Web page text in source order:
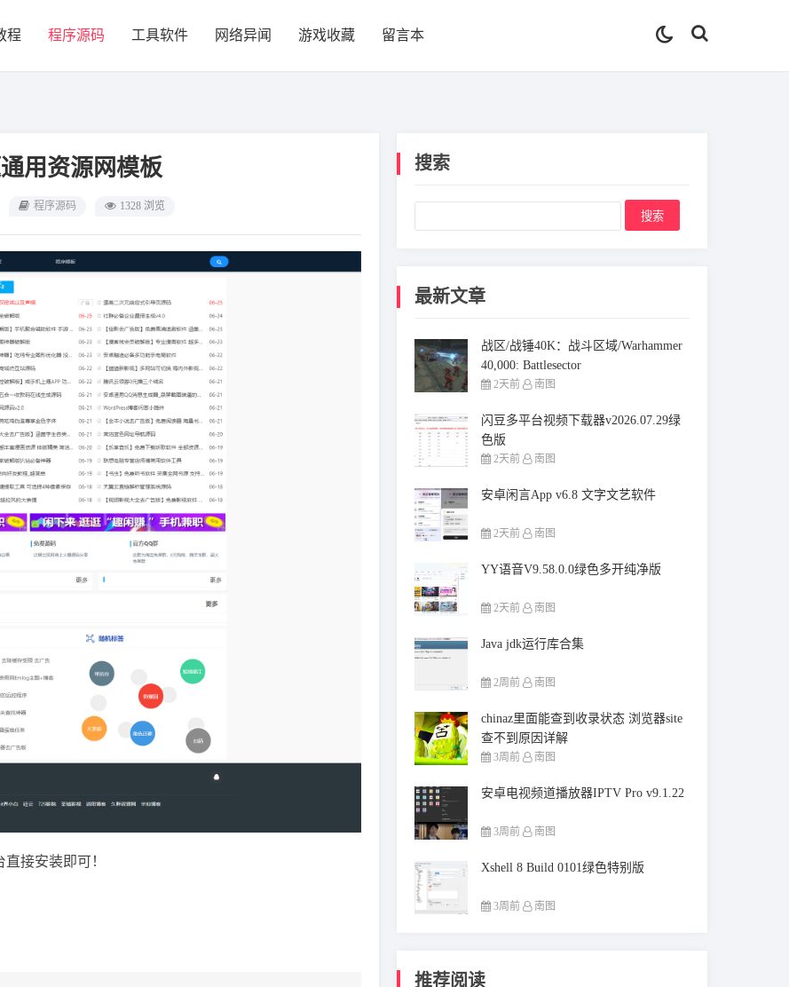
程 程序源码 工具软件 网络异闻 游戏收藏 留言本
用资源网模板
程序源码 1328 浏览
接安装即可！
搜索
最新文章
战区/战锤40K：战斗区域/Warhammer
40,000: Battlesector
2天前 南图
闪豆多平台视频下载器v2026.07.29绿
色版
2天前 南图
安卓闲言App v6.8 文字文艺软件
2天前 南图
YY语音V9.58.0.0绿色多开纯净版
2天前 南图
Java jdk运行库合集
2周前 南图
chinaz里面能查到收录状态 浏览器site
查不到原因详解
3周前 南图
安卓电视频道播放器IPTV Pro v9.1.22
3周前 南图
Xshell 8 Build 0101绿色特别版
3周前 南图
推荐阅读